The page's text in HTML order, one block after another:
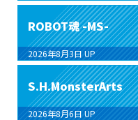
ROBOT魂 -MS-
2026年8月3日 UP
S.H.MonsterArts
2026年8月6日 UP